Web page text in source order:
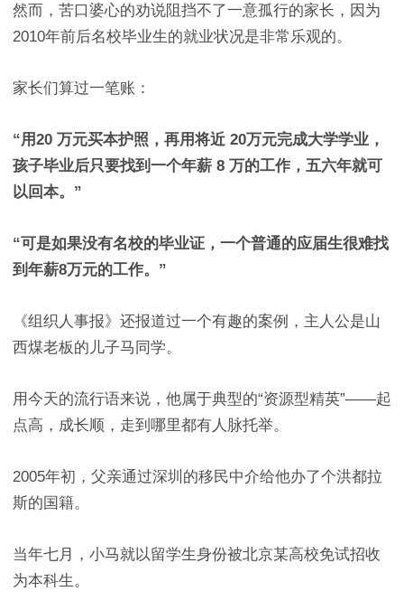
然而，苦口婆心的劝说阻挡不了一意孤行的家长，因为
2010年前后名校毕业生的就业状况是非常乐观的。
家长们算过一笔账：
“用20 万元买本护照，再用将近 20万元完成大学学业，
孩子毕业后只要找到一个年薪 8 万的工作，五六年就可
以回本。”
“可是如果没有名校的毕业证，一个普通的应届生很难找
到年薪8万元的工作。”
《组织人事报》还报道过一个有趣的案例，主人公是山
西煤老板的儿子马同学。
用今天的流行语来说，他属于典型的“资源型精英”——起
点高，成长顺，走到哪里都有人脉托举。
2005年初，父亲通过深圳的移民中介给他办了个洪都拉
斯的国籍。
当年七月，小马就以留学生身份被北京某高校免试招收
为本科生。